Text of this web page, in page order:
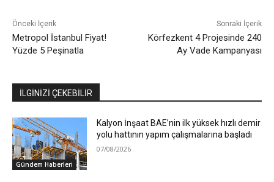
Önceki İçerik
Metropol İstanbul Fiyat!
Yüzde 5 Peşinatla
Sonraki İçerik
Körfezkent 4 Projesinde 240
Ay Vade Kampanyası
İLGİNİZİ ÇEKEBİLİR
Gündem Haberleri
Kalyon İnşaat BAE’nin ilk yüksek hızlı demir
yolu hattının yapım çalışmalarına başladı
07/08/2026